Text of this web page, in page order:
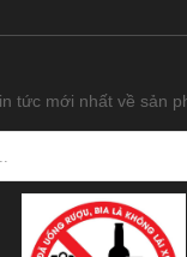
tức mới nhất về sản